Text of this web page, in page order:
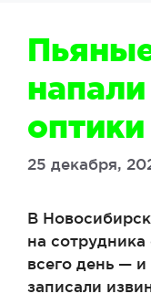
оптики
25 декабря,
В
на
всего день — и
записали